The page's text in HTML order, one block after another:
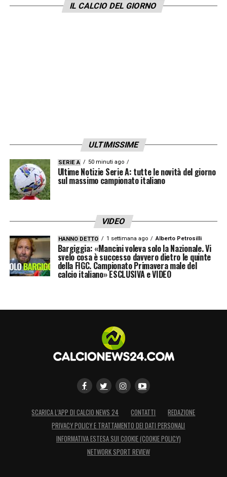
tutto nel lungo termine. Osimhen? anche
IL CALCIO DEL GIORNO
ULTIMISSIME
SERIE A 50 minuti ago
Ultime Notizie Serie A: tutte le novità del giorno
sul massimo campionato italiano
VIDEO
HANNO DETTO 1 settimana ago Alberto Petrosilli
Bargiggia: «Mancini voleva solo la Nazionale. Vi
svelo cosa è successo davvero dietro le quinte
della FIGC. Campionato Primavera male del
calcio italiano» ESCLUSIVA e VIDEO
SCARICA L’APP DI CALCIO NEWS 24 CONTATTI
REDAZIONE
PRIVACY POLICY E TRATTAMENTO DEI DATI PERSONALI
INFORMATIVA ESTESA SUI COOKIE (COOKIE POLICY)
NETWORK SPORT REVIEW